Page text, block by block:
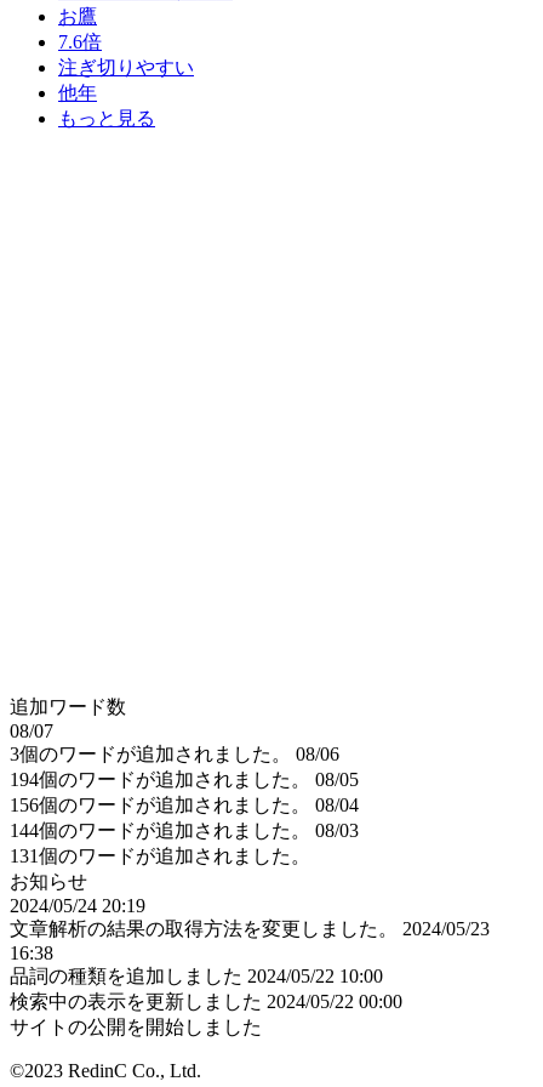
お鷹
7.6倍
注ぎ切りやすい
他年
もっと見る
追加ワード数
08/07
3個のワードが追加されました。
08/06
194個のワードが追加されました。
08/05
156個のワードが追加されました。
08/04
144個のワードが追加されました。
08/03
131個のワードが追加されました。
お知らせ
2024/05/24 20:19
文章解析の結果の取得方法を変更しました。
2024/05/23
16:38
品詞の種類を追加しました 2024/05/22 10:00
検索中の表示を更新しました 2024/05/22 00:00
サイトの公開を開始しました
©2023 RedinC Co., Ltd.